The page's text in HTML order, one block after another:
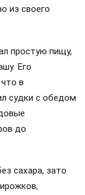
из своего
простую пищу,
Его
в
судки с обедом
до
сахара, зато